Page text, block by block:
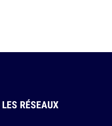
LES RÉSEAUX